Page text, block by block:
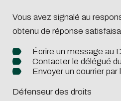
Vous avez signalé au
obtenu de réponse
Écrire un message au
Contacter le délégué
Envoyer un courrier
Défenseur des droits